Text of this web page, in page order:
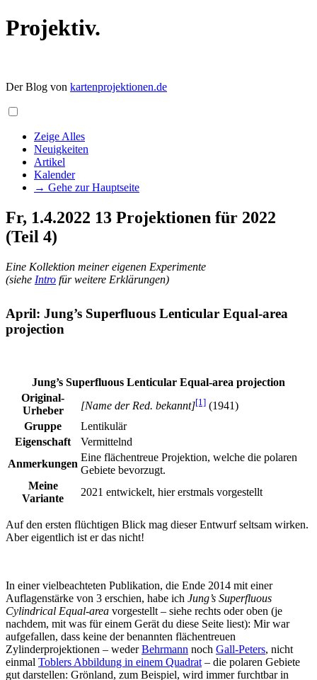
Projektiv.
Der Blog von kartenprojektionen.de
Zeige Alles
Neuigkeiten
Artikel
Kalender
→ Gehe zur Hauptseite
Fr, 1.4.2022 13 Projektionen für 2022
(Teil 4)
Eine Kollektion meiner eigenen Experimente
(siehe Intro für weitere Erklärungen)
April: Jung’s Superfluous Lenticular Equal-area
projection
Jung’s Superfluous Lenticular Equal-area projection
Original-
Urheber
[Name der Red. bekannt][1] (1941)
Gruppe
Lentikulär
Eigenschaft
Vermittelnd
Anmerkungen
Eine flächentreue Projektion, welche die polaren
Gebiete bevorzugt.
Meine
Variante
2021 entwickelt, hier erstmals vorgestellt
Auf den ersten flüchtigen Blick mag dieser Entwurf seltsam wirken.
Aber eigentlich ist er das nicht!
In einer vielbeachteten Publikation, die Ende 2014 mit einer
Auflagenstärke von 3 erschien, habe ich Jung’s Superfluous
Cylindrical Equal-area vorgestellt – siehe rechts oder oben (je
nachdem, mit was für einem Gerät du diese Seite liest): Mir war
aufgefallen, dass keine der benannten flächentreuen
Zylinderprojektionen – wederBehrmann noch Gall-Peters, nicht
einmal Toblers Abbildung in einem Quadrat– die polaren Gebiete
gut darstellen: Grönland, zum Beispiel, wird immer furchtbar in